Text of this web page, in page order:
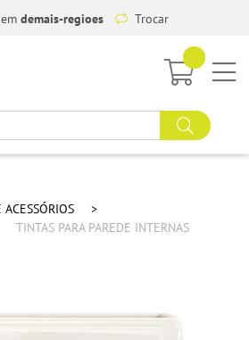
demais-regioes Trocar
ACESSÓRIOS
TINTAS PARA PAREDE INTERNAS